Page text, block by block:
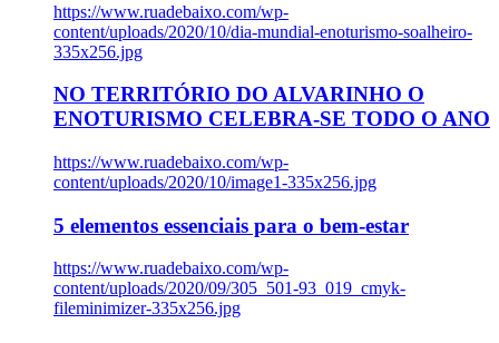
https://www.ruadebaixo.com/wp-
content/uploads/2020/10/dia-mundial-enoturismo-soalheiro-
335x256.jpg
NO TERRITÓRIO DO ALVARINHO O
ENOTURISMO CELEBRA-SE TODO O ANO
https://www.ruadebaixo.com/wp-
content/uploads/2020/10/image1-335x256.jpg
5 elementos essenciais para o bem-estar
https://www.ruadebaixo.com/wp-
content/uploads/2020/09/305_501-93_019_cmyk-
fileminimizer-335x256.jpg